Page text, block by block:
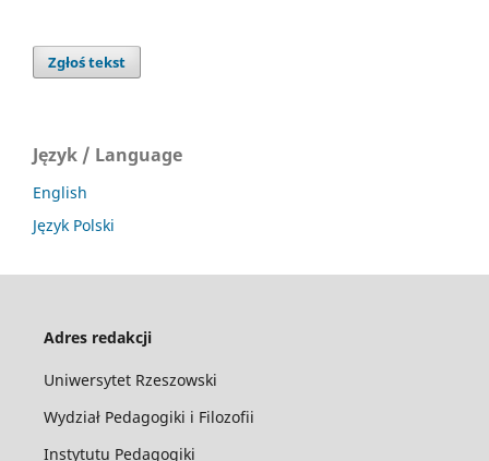
Zgłoś tekst
Język / Language
English
Język Polski
Adres redakcji
Uniwersytet Rzeszowski
Wydział Pedagogiki i Filozofii
Instytutu Pedagogiki